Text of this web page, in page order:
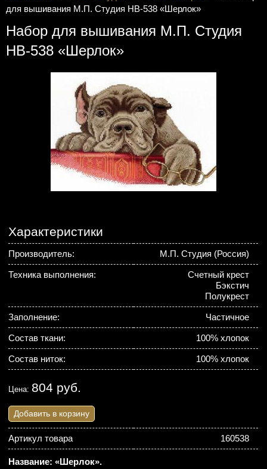
для вышивания М.П. Студия НВ-538 «Шерлок»
Набор для вышивания М.П. Студия
НВ-538 «Шерлок»
Характеристики
Производитель: М.П. Студия (Россия)
Техника выполнения:
Счетный крест
Бэкстич
Полукрест
Заполнение: Частичное
Состав ткани: 100% хлопок
Состав ниток: 100% хлопок
Цена: 804 руб.
Добавить в корзину
Артикул товара 160538
Название: «Шерлок».